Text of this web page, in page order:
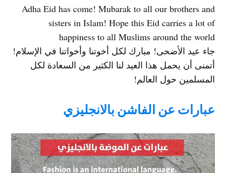
Adha Eid has come! Mubarak to all our brothers and
sisters in Islam! Hope this Eid carries a lot of
happiness to all Muslims around the world
جاء عيد الأضحى! مبارك لكل أخوتنا وأخواتنا في الإسلام!
أتمنى أن يحمل هذا العيد لنا الكثير من السعادة لكل
المسلمين حول العالم!
عبارات عن الفاشن بالانجليزي